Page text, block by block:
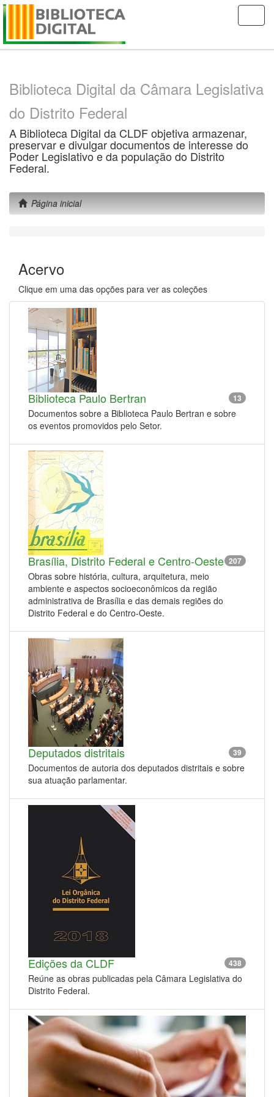
Skip
Biblioteca Digital da Câmara Legislativa
do Distrito Federal
A Biblioteca Digital da CLDF objetiva armazenar,
preservar e divulgar documentos de interesse do
Poder Legislativo e da população do Distrito
Federal.
Página inicial
Acervo
Clique em uma das opções para ver as coleções
Biblioteca Paulo Bertran 13
Documentos sobre a Biblioteca Paulo Bertran e sobre
os eventos promovidos pelo Setor.
Brasília, Distrito Federal e Centro-Oeste 207
Obras sobre história, cultura, arquitetura, meio
ambiente e aspectos socioeconômicos da região
administrativa de Brasília e das demais regiões do
Distrito Federal e do Centro-Oeste.
Deputados distritais 39
Documentos de autoria dos deputados distritais e sobre
sua atuação parlamentar.
Edições da CLDF 438
Reúne as obras publicadas pela Câmara Legislativa do
Distrito Federal.